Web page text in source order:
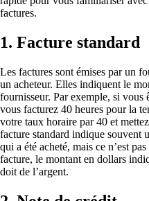
factures.
1. Facture standard
Les factures sont émises par un
un acheteur. Elles indiquent le
fournisseur. Par exemple, si vous
vous facturez 40 heures pour la
votre taux horaire par 40 et
facture standard indique souvent
qui a été acheté, mais ce n’est
facture, le montant en dollars
doit de l’argent.